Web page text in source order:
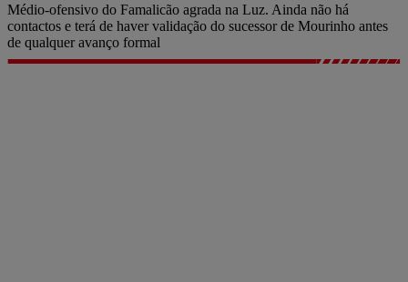
Médio-ofensivo do Famalicão agrada na Luz. Ainda não há
contactos e terá de haver validação do sucessor de Mourinho antes
de qualquer avanço formal